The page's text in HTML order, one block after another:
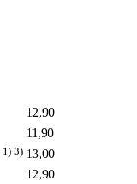
12,90
11,90
1) 3) 13,00
12,90